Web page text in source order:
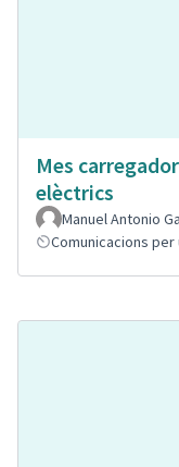
Mes
elèctrics
Manuel Antonio
Comunicacions